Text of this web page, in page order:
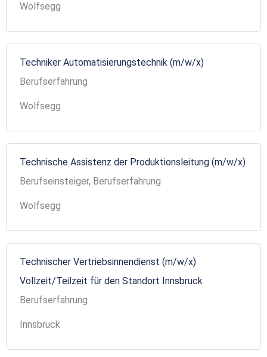
Wolfsegg
Techniker Automatisierungstechnik (m/w/x)
Berufserfahrung
Wolfsegg
Technische Assistenz der Produktionsleitung (m/w/x)
Berufseinsteiger, Berufserfahrung
Wolfsegg
Technischer Vertriebsinnendienst (m/w/x)
Vollzeit/Teilzeit für den Standort Innsbruck
Berufserfahrung
Innsbruck